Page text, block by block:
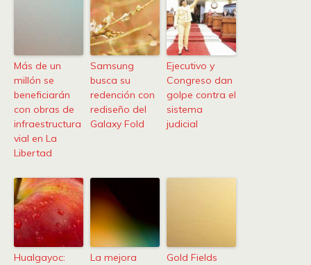
Más de un
millón se
beneficiarán
con obras de
infraestructura
vial en La
Libertad
Samsung
busca su
redención con
rediseño del
Galaxy Fold
Ejecutivo y
Congreso dan
golpe contra el
sistema
judicial
Hualgayoc:
La mejora
Gold Fields